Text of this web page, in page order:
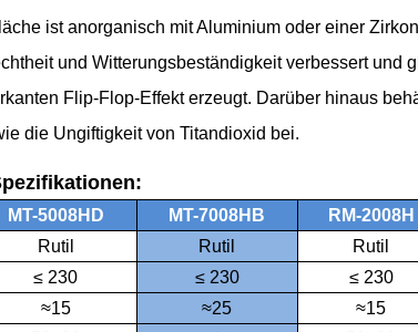
ist anorganisch mit Aluminium oder einer
und Witterungsbeständigkeit verbessert und
Flip-Flop-Effekt erzeugt. Darüber hinaus
die Ungiftigkeit von Titandioxid bei.
MT-5008HD MT-7008HB RM-2008H
Rutil Rutil Rutil
≤ 230 ≤ 230 ≤ 230
≈15 ≈25 ≈15